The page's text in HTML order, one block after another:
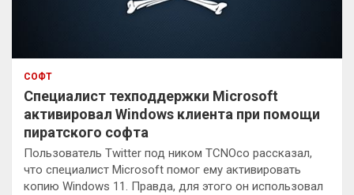
СОФТ
Специалист техподдержки Microsoft
активировал Windows клиента при помощи
пиратского софта
Пользователь Twitter под ником TCNOco рассказал,
что специалист Microsoft помог ему активировать
копию Windows 11. Правда, для этого он использовал